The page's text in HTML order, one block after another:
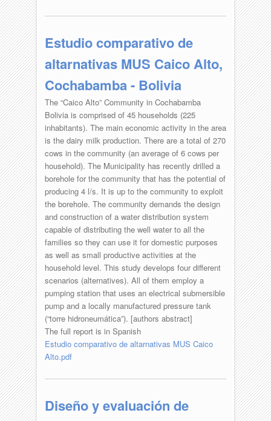
Estudio comparativo de
altarnativas MUS Caico Alto,
Cochabamba - Bolivia
The “Caico Alto” Community in Cochabamba
Bolivia is comprised of 45 households (225
inhabitants). The main economic activity in the area
is the dairy milk production. There are a total of 270
cows in the community (an average of 6 cows per
household). The Municipality has recently drilled a
borehole for the community that has the potential of
producing 4 l/s. It is up to the community to exploit
the borehole. The community demands the design
and construction of a water distribution system
capable of distributing the well water to all the
families so they can use it for domestic purposes
as well as small productive activities at the
household level. This study develops four different
scenarios (alternatives). All of them employ a
pumping station that uses an electrical submersible
pump and a locally manufactured pressure tank
(“torre hidroneumática”). [authors abstract]
The full report is in Spanish
Estudio comparativo de altarnativas MUS Caico
Alto.pdf
Diseño y evaluación de